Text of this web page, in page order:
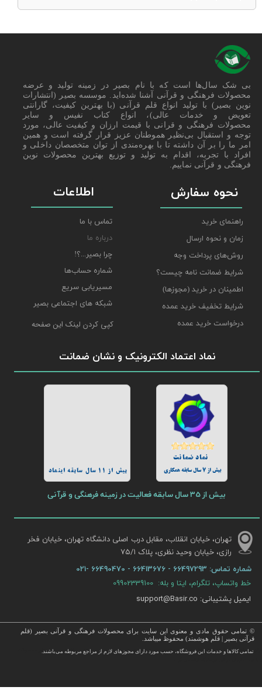
نحوه سفارش
راهنمای خرید
زمان و نحوه ارسال
روش‌های پرداخت وجه
شرایط ضمانت نامه چیست؟
اطمینان در خرید (مجوزها)
شرایط تخفیف خرید عمده
درخواست خرید عمده
© تمامی حقوق مادی و معنوی این سایت برای محصولات فرهنگی و قرآنی بصیر (قلم
قرآنی بصیر | قلم هوشمند) محفوظ میباشد.
تمامی كالاها و خدمات این فروشگاه، حسب مورد دارای مجوزهای لازم از مراجع مربوطه می‌باشند.
، انواع قلم قرآنی ، انواع کتاب نفیس و قرآن نفیس , قرآن عروس , کتب نفیس و معطر , کتاب چرمی و سایر محصولات
نماد اعتماد الکترونیک و نشان ضمانت
بیش از 11 سال سابقه اینماد
بیش از 35 سال سابقه فعالیت در زمینه فرهنگی و قرآنی
بیش از 7 سال سابقه همکاری
اطلاعات
تماس با ما
درباره ما
چرا بصیر...؟!
شماره حساب‌ها
مسیریابی سریع
شبکه های اجتماعی بصیر
تهران، خیابان انقلاب، مقابل درب اصلی دانشگاه تهران، خیابان فخر
رازی، خیابان وحید نظری، پلاک ۷۵/۱​​​​​​​
شماره تماس:
بی شک سال‌ها است که با نام بصیر در زمینه تولید و عرضه
محصولات فرهنگی و قرآنی آشنا شده‌اید. موسسه بصیر (انتشارات
نوین بصیر) با تولید انواع قلم قرآنی (با بهترین کیفیت، گارانتی
تعویض و خدمات عالی)، انواع کتاب نفیس و سایر
محصولات فرهنگی و قرانی با قیمت ارزان و کیفیت عالی، مورد
توجه و استقبال بی‌نظیر هموطنان عزیز قرار گرفته است و همین
امر ما را بر آن داشته تا با بهره‌مندی از توان متخصصان داخلی و
افراد با تجربه، اقدام به تولید و توزیع بهترین محصولات نوین
فرهنگی و قرآنی نماییم.
خط واتساپ، تلگرام، ایتا و بله: 09902339100
ایمیل پشتیبانی: support@Basir.co
کپی کردن لینک این صفحه